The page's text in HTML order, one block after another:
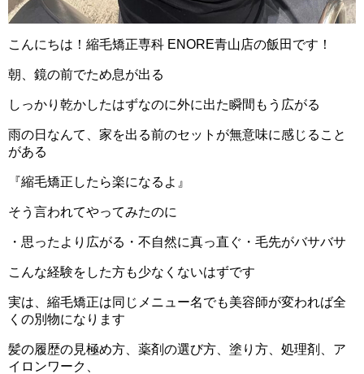
こんにちは！縮毛矯正専科 ENORE青山店の飯田です！
朝、鏡の前でため息が出る
しっかり乾かしたはずなのに外に出た瞬間もう広がる
雨の日なんて、家を出る前のセットが無意味に感じること
がある
『縮毛矯正したら楽になるよ』
そう言われてやってみたのに
・思ったより広がる・不自然に真っ直ぐ・毛先がバサバサ
こんな経験をした方も少なくないはずです
実は、縮毛矯正は同じメニュー名でも美容師が変われば全
くの別物になります
髪の履歴の見極め方、薬剤の選び方、塗り方、処理剤、ア
イロンワーク、